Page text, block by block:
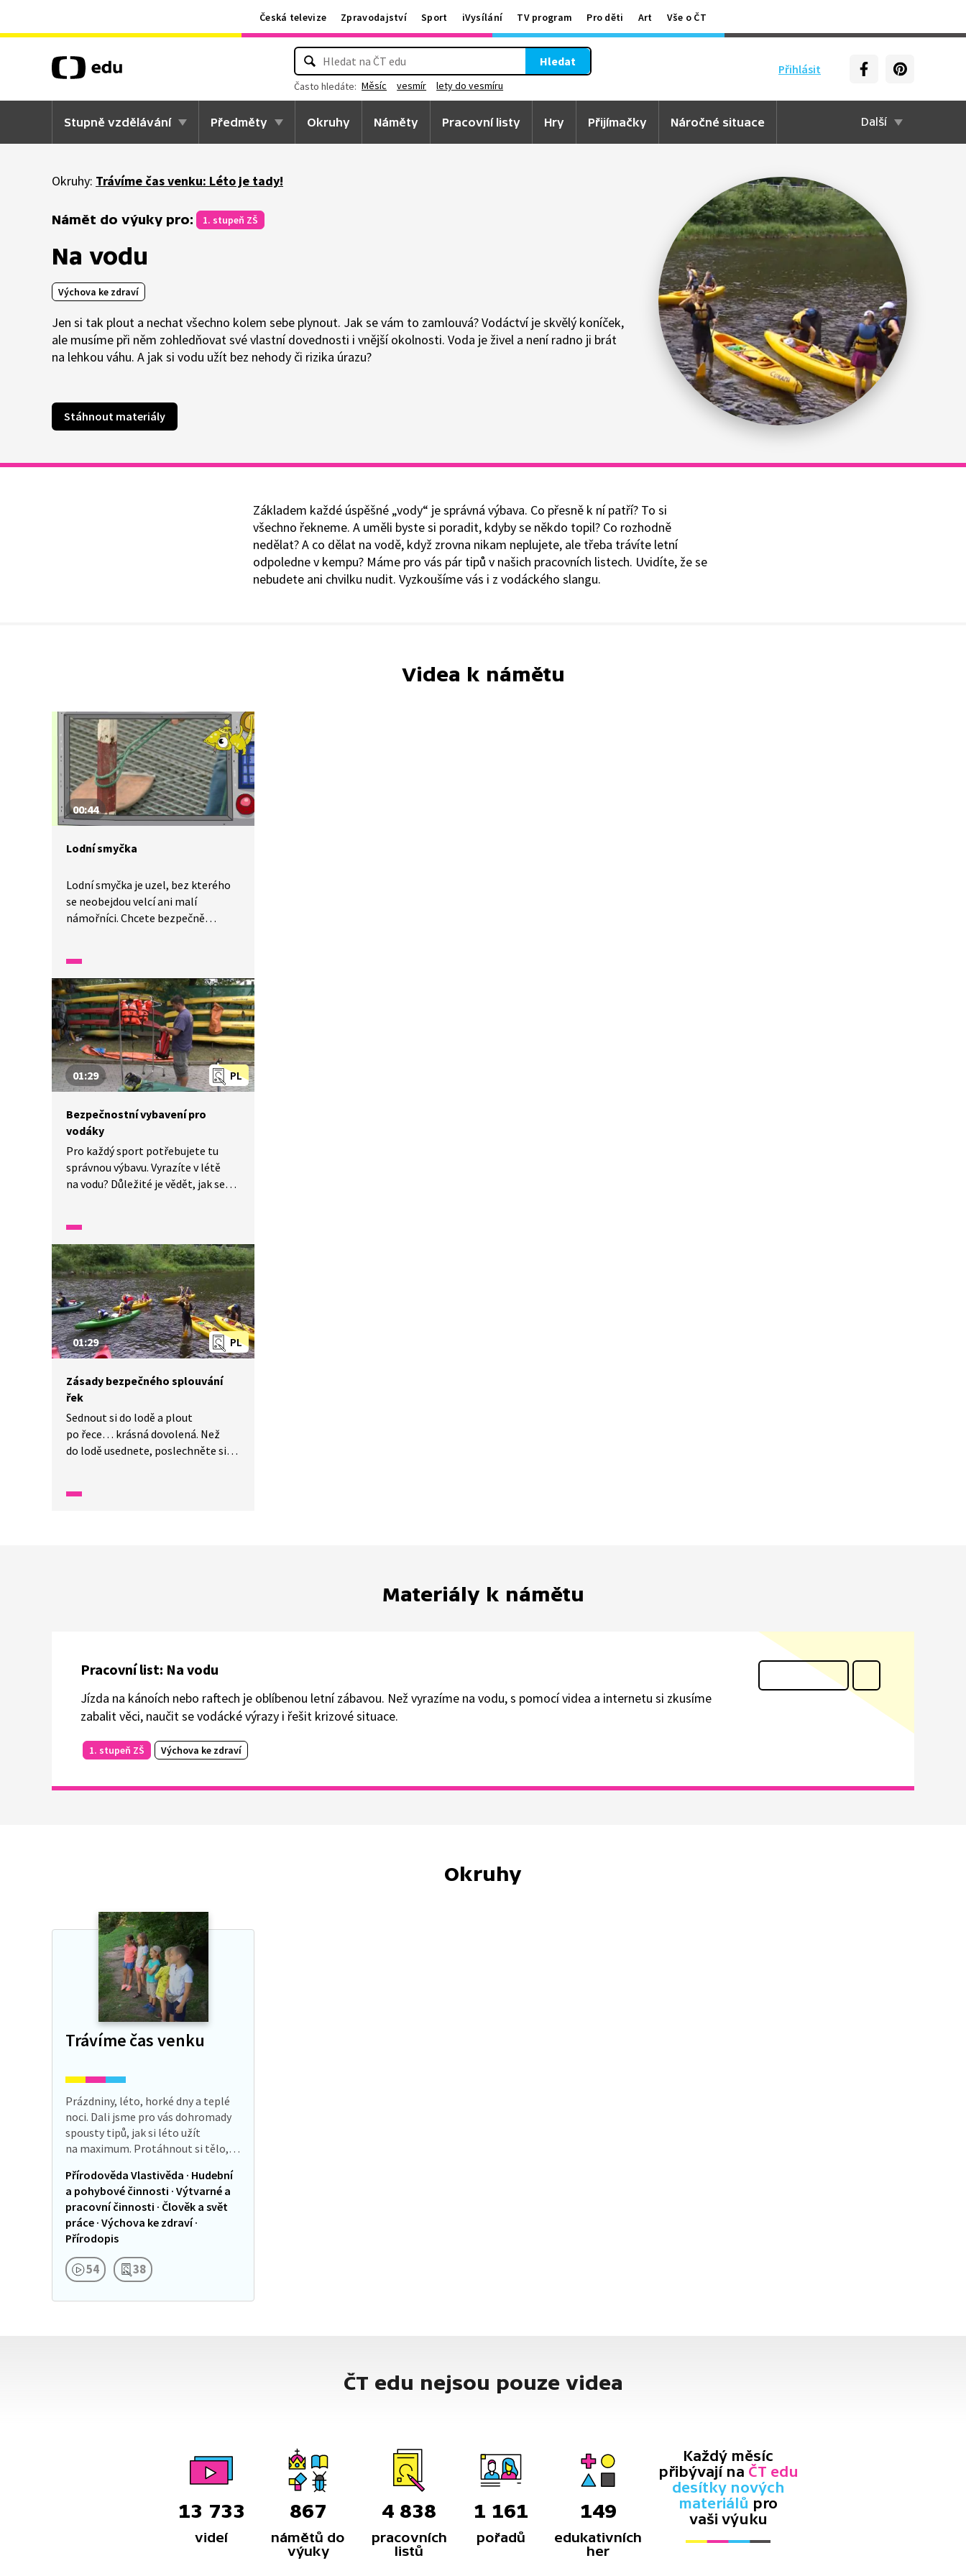
Česká televize Zpravodajství Sport iVysílání TV program Pro děti Art Vše o ČT
Přihlásit
Hledat
Často hledáte: Měsíc vesmír lety do vesmíru
Stupně vzdělávání Předměty Okruhy Náměty Pracovní listy Hry Přijímačky Náročné situace Další
Okruhy: Trávíme čas venku: Léto je tady!
Námět do výuky pro: 1. stupeň ZŠ
Na vodu
Výchova ke zdraví
Jen si tak plout a nechat všechno kolem sebe plynout. Jak se vám to zamlouvá? Vodáctví je skvělý koníček,
ale musíme při něm zohledňovat své vlastní dovednosti i vnější okolnosti. Voda je živel a není radno ji brát
na lehkou váhu. A jak si vodu užít bez nehody či rizika úrazu?
Stáhnout materiály
Základem každé úspěšné „vody“ je správná výbava. Co přesně k ní patří? To si
všechno řekneme. A uměli byste si poradit, kdyby se někdo topil? Co rozhodně
nedělat? A co dělat na vodě, když zrovna nikam neplujete, ale třeba trávíte letní
odpoledne v kempu? Máme pro vás pár tipů v našich pracovních listech. Uvidíte, že se
nebudete ani chvilku nudit. Vyzkoušíme vás i z vodáckého slangu.
Videa k námětu
00:44
Lodní smyčka
Lodní smyčka je uzel, bez kterého
se neobejdou velcí ani malí
námořníci. Chcete bezpečně
to nijak složité. Hravě to zvládne
i malý Kuba.
PL
01:29
Bezpečnostní vybavení pro
vodáky
Pro každý sport potřebujete tu
správnou výbavu. Vyrazíte v létě
na vodu? Důležité je vědět, jak se
kdyby se někdo topil? Rozhodně
nezapomeňte na pevné boty,
vestu, pádlo, opalovací krém, čepici
a náhradní oblečení.
PL
01:29
Zásady bezpečného splouvání
řek
Sednout si do lodě a plout
po řece… krásná dovolená. Než
do lodě usednete, poslechněte si
a ve zdraví vrátili domů.
Materiály k námětu
Pracovní list: Na vodu
Jízda na kánoích nebo raftech je oblíbenou letní zábavou. Než vyrazíme na vodu, s pomocí videa a internetu si zkusíme
zabalit věci, naučit se vodácké výrazy i řešit krizové situace.
1. stupeň ZŠ Výchova ke zdraví
Okruhy
Trávíme čas venku
Prázdniny, léto, horké dny a teplé
noci. Dali jsme pro vás dohromady
spousty tipů, jak si léto užít
na maximum. Protáhnout si tělo,
vyrobit si svoji vlastní…
Přírodověda Vlastivěda · Hudební
a pohybové činnosti · Výtvarné a
pracovní činnosti · Člověk a svět
práce · Výchova ke zdraví ·
Přírodopis
54 38
ČT edu nejsou pouze videa
13 733
videí
867
námětů do
výuky
4 838
pracovních
listů
1 161
pořadů
149
edukativních
her
Každý měsíc
přibývají na ČT edu
desítky nových
materiálů pro
vaši výuku